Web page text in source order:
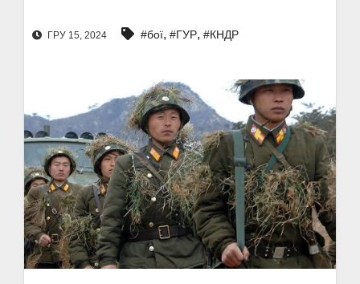
ГРУ 15, 2024 #бої, #ГУР, #КНДР